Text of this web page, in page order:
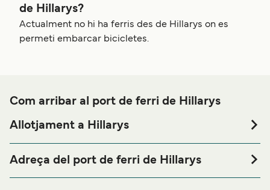
de Hillarys?
Actualment no hi ha ferris des de Hillarys on es
permeti embarcar bicicletes.
Com arribar al port de ferri de Hillarys
Allotjament a Hillarys
prop del port de ferri de Hillarys o busques allotjament
durant tota la teva estada, visita la nostra pàgina de
Adreça del port de ferri de Hillarys
Rottnest Fast Ferrries, Shop 56 Southside Dr, Hillarys WA